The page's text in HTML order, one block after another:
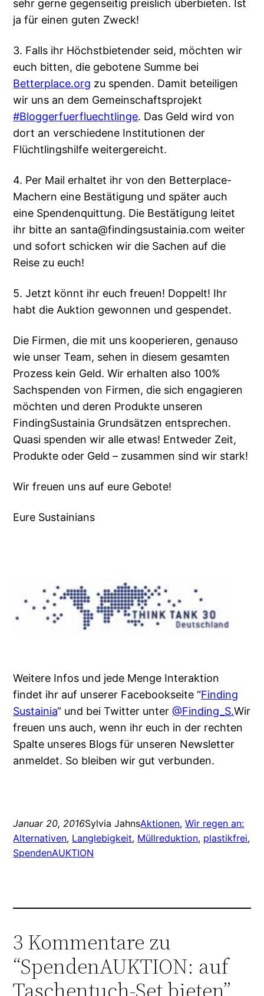
sehr gerne gegenseitig preislich überbieten. Ist
ja für einen guten Zweck!
3. Falls ihr Höchstbietender seid, möchten wir
euch bitten, die gebotene Summe bei
Betterplace.org zu spenden. Damit beteiligen
wir uns an dem Gemeinschaftsprojekt
#Bloggerfuerfluechtlinge. Das Geld wird von
dort an verschiedene Institutionen der
Flüchtlingshilfe weitergereicht.
4. Per Mail erhaltet ihr von den Betterplace-
Machern eine Bestätigung und später auch
eine Spendenquittung. Die Bestätigung leitet
ihr bitte an santa@findingsustainia.com weiter
und sofort schicken wir die Sachen auf die
Reise zu euch!
5. Jetzt könnt ihr euch freuen! Doppelt! Ihr
habt die Auktion gewonnen und gespendet.
Die Firmen, die mit uns kooperieren, genauso
wie unser Team, sehen in diesem gesamten
Prozess kein Geld. Wir erhalten also 100%
Sachspenden von Firmen, die sich engagieren
möchten und deren Produkte unseren
FindingSustainia Grundsätzen entsprechen.
Quasi spenden wir alle etwas! Entweder Zeit,
Produkte oder Geld – zusammen sind wir stark!
Wir freuen uns auf eure Gebote!
Eure Sustainians
Weitere Infos und jede Menge Interaktion
findet ihr auf unserer Facebookseite “Finding
Sustainia“ und bei Twitter unter@Finding_S.Wir
freuen uns auch, wenn ihr euch in der rechten
Spalte unseres Blogs für unseren Newsletter
anmeldet. So bleiben wir gut verbunden.
Januar 20, 2016Sylvia JahnsAktionen, Wir regen an:
Alternativen, Langlebigkeit, Müllreduktion, plastikfrei
SpendenAUKTION
3 Kommentare zu
“SpendenAUKTION: auf